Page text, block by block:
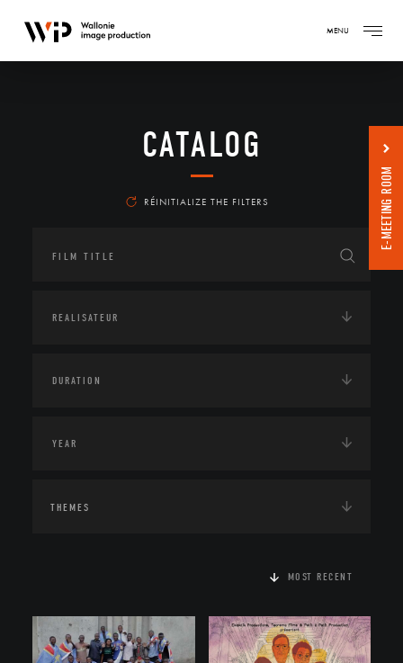
MENU
CATALOG
RÉINITIALIZE THE FILTERS
THEMES
MOST RECENT
E-MEETING ROOM